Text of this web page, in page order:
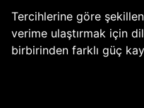
Tercihlerine göre
verime ulaştırmak için
birbirinden farklı güç